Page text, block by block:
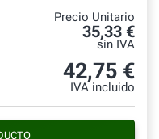
Precio Unitario
35,33 €
sin IVA
42,75 €
IVA incluido